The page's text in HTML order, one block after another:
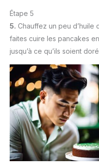
Étape 5
5. Chauffez un peu d’huile
faites cuire les pancakes
jusqu’à ce qu’ils soient